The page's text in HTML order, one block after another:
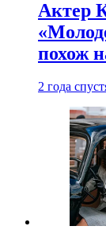
Актер
похож
2 года